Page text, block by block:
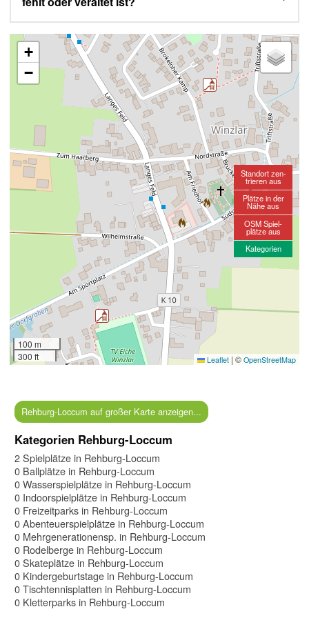
+
−
100 m
300 ft
Leaflet | © OpenStreetMap
Standort zen-
trieren aus
Plätze in der
Nähe aus
OSM Spiel-
plätze aus
Kategorien
Rehburg-Loccum auf großer Karte anzeigen...
Kategorien Rehburg-Loccum
2 Spielplätze in Rehburg-Loccum
0 Ballplätze in Rehburg-Loccum
0 Wasserspielplätze in Rehburg-Loccum
0 Indoorspielplätze in Rehburg-Loccum
0 Freizeitparks in Rehburg-Loccum
0 Abenteuerspielplätze in Rehburg-Loccum
0 Mehrgenerationensp. in Rehburg-Loccum
0 Rodelberge in Rehburg-Loccum
0 Skateplätze in Rehburg-Loccum
0 Kindergeburtstage in Rehburg-Loccum
0 Tischtennisplatten in Rehburg-Loccum
0 Kletterparks in Rehburg-Loccum